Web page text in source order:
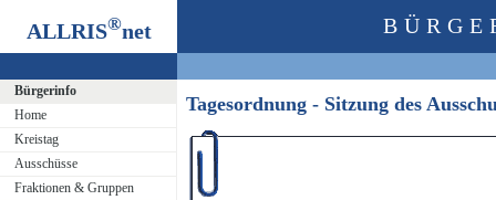
ALLRIS®net
Bürgerinfo
Home
Kreistag
Ausschüsse
Fraktionen & Gruppen
Tagesordnung - Sitzung des